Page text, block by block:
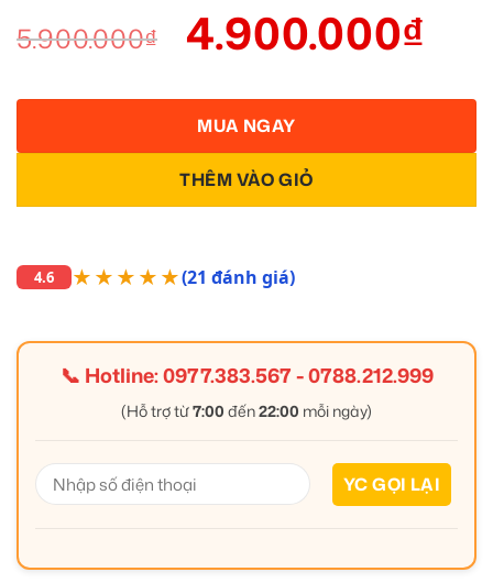
5.900.000₫ 4.900.000₫
THÊM VÀO GIỎ
MUA NGAY
4.6 ★★★★★(21 đánh giá)
📞 Hotline:0977.383.567-0788.212.999
(Hỗ trợ từ7:00 đến22:00 mỗi ngày)